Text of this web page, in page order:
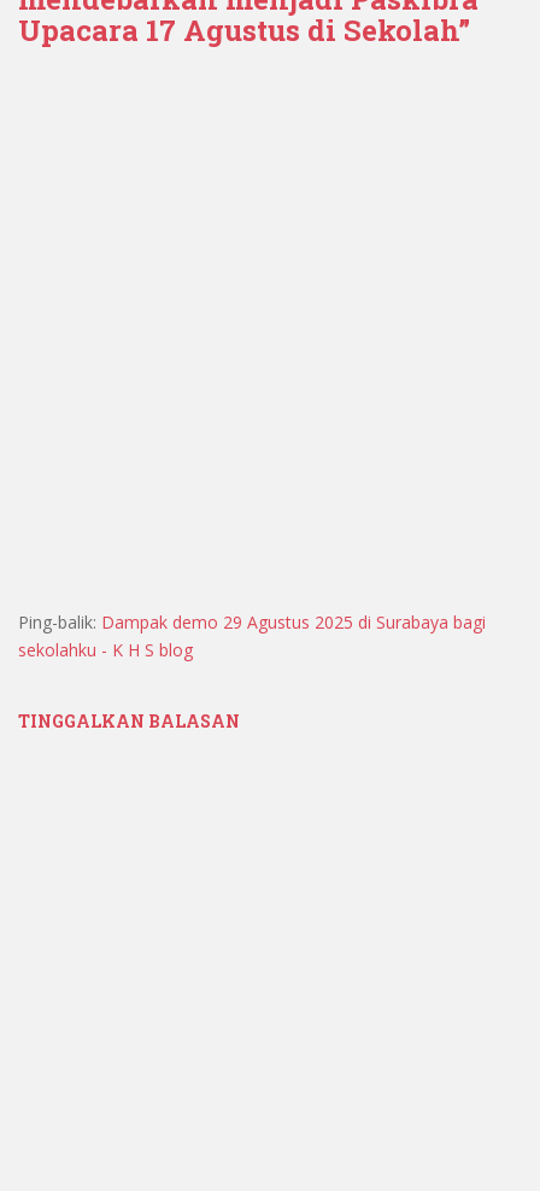
Upacara 17 Agustus di Sekolah”
Ping-balik: Dampak demo 29 Agustus 2025 di Surabaya bagi
sekolahku - K H S blog
TINGGALKAN BALASAN